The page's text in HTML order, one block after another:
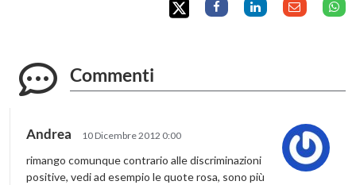
Commenti
Andrea 10 Dicembre 2012 0:00
rimango comunque contrario alle discriminazioni
positive, vedi ad esempio le quote rosa, sono più